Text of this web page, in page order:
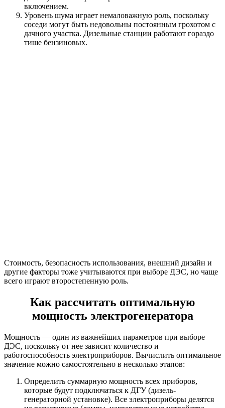
включением.
Уровень шума играет немаловажную роль, поскольку
соседи могут быть недовольны постоянным грохотом с
дачного участка. Дизельные станции работают гораздо
тише бензиновых.
Стоимость, безопасность использования, внешний дизайн и
другие факторы тоже учитываются при выборе ДЭС, но чаще
всего играют второстепенную роль.
Как рассчитать оптимальную
мощность электрогенератора
Мощность — один из важнейших параметров при выборе
ДЭС, поскольку от нее зависит количество и
работоспособность электроприборов. Вычислить оптимальное
значение можно самостоятельно в несколько этапов:
Определить суммарную мощность всех приборов,
которые будут подключаться к ДГУ (дизель-
генераторной установке). Все электроприборы делятся